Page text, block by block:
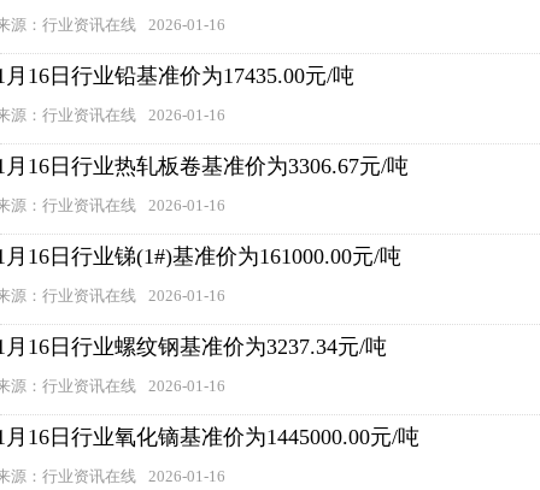
源：行业资讯在线 2026-01-16
月16日行业铅基准价为17435.00元/吨
源：行业资讯在线 2026-01-16
月16日行业热轧板卷基准价为3306.67元/吨
源：行业资讯在线 2026-01-16
月16日行业锑(1#)基准价为161000.00元/吨
源：行业资讯在线 2026-01-16
月16日行业螺纹钢基准价为3237.34元/吨
源：行业资讯在线 2026-01-16
月16日行业氧化镝基准价为1445000.00元/吨
源：行业资讯在线 2026-01-16